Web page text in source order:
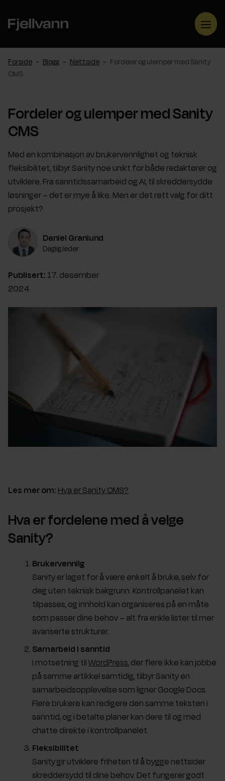
innhold
Forside - Blogg - Nettside - Fordeler og ulemper med Sanity
CMS
Fordeler og ulemper med Sanity
CMS
Med en kombinasjon av brukervennlighet og teknisk
fleksibilitet, tilbyr Sanity noe unikt for både redaktører og
utviklere. Fra sanntidssamarbeid og AI, til skreddersydde
løsninger – det er mye å like. Men er det rett valg for ditt
prosjekt?
Daniel Granlund
Daglig leder
Publisert: 17. desember
2024
Les mer om: Hva er Sanity CMS?
Hva er fordelene med å velge
Sanity?
Brukervennlig
Sanity er laget for å være enkelt å bruke, selv for
deg uten teknisk bakgrunn. Kontrollpanelet kan
tilpasses, og innhold kan organiseres på en måte
som passer dine behov – alt fra enkle lister til mer
avanserte strukturer.
Samarbeid i sanntid
I motsetning tilWordPress, der flere ikke kan jobbe
på samme artikkel samtidig, tilbyr Sanity en
samarbeidsopplevelse som ligner Google Docs.
Flere brukere kan redigere den samme teksten i
sanntid, og i betalte planer kan dere til og med
chatte direkte i kontrollpanelet.
Fleksibilitet
Sanity gir utviklere friheten til å bygge nettsider
skreddersydd til dine behov. Det fungerer godt